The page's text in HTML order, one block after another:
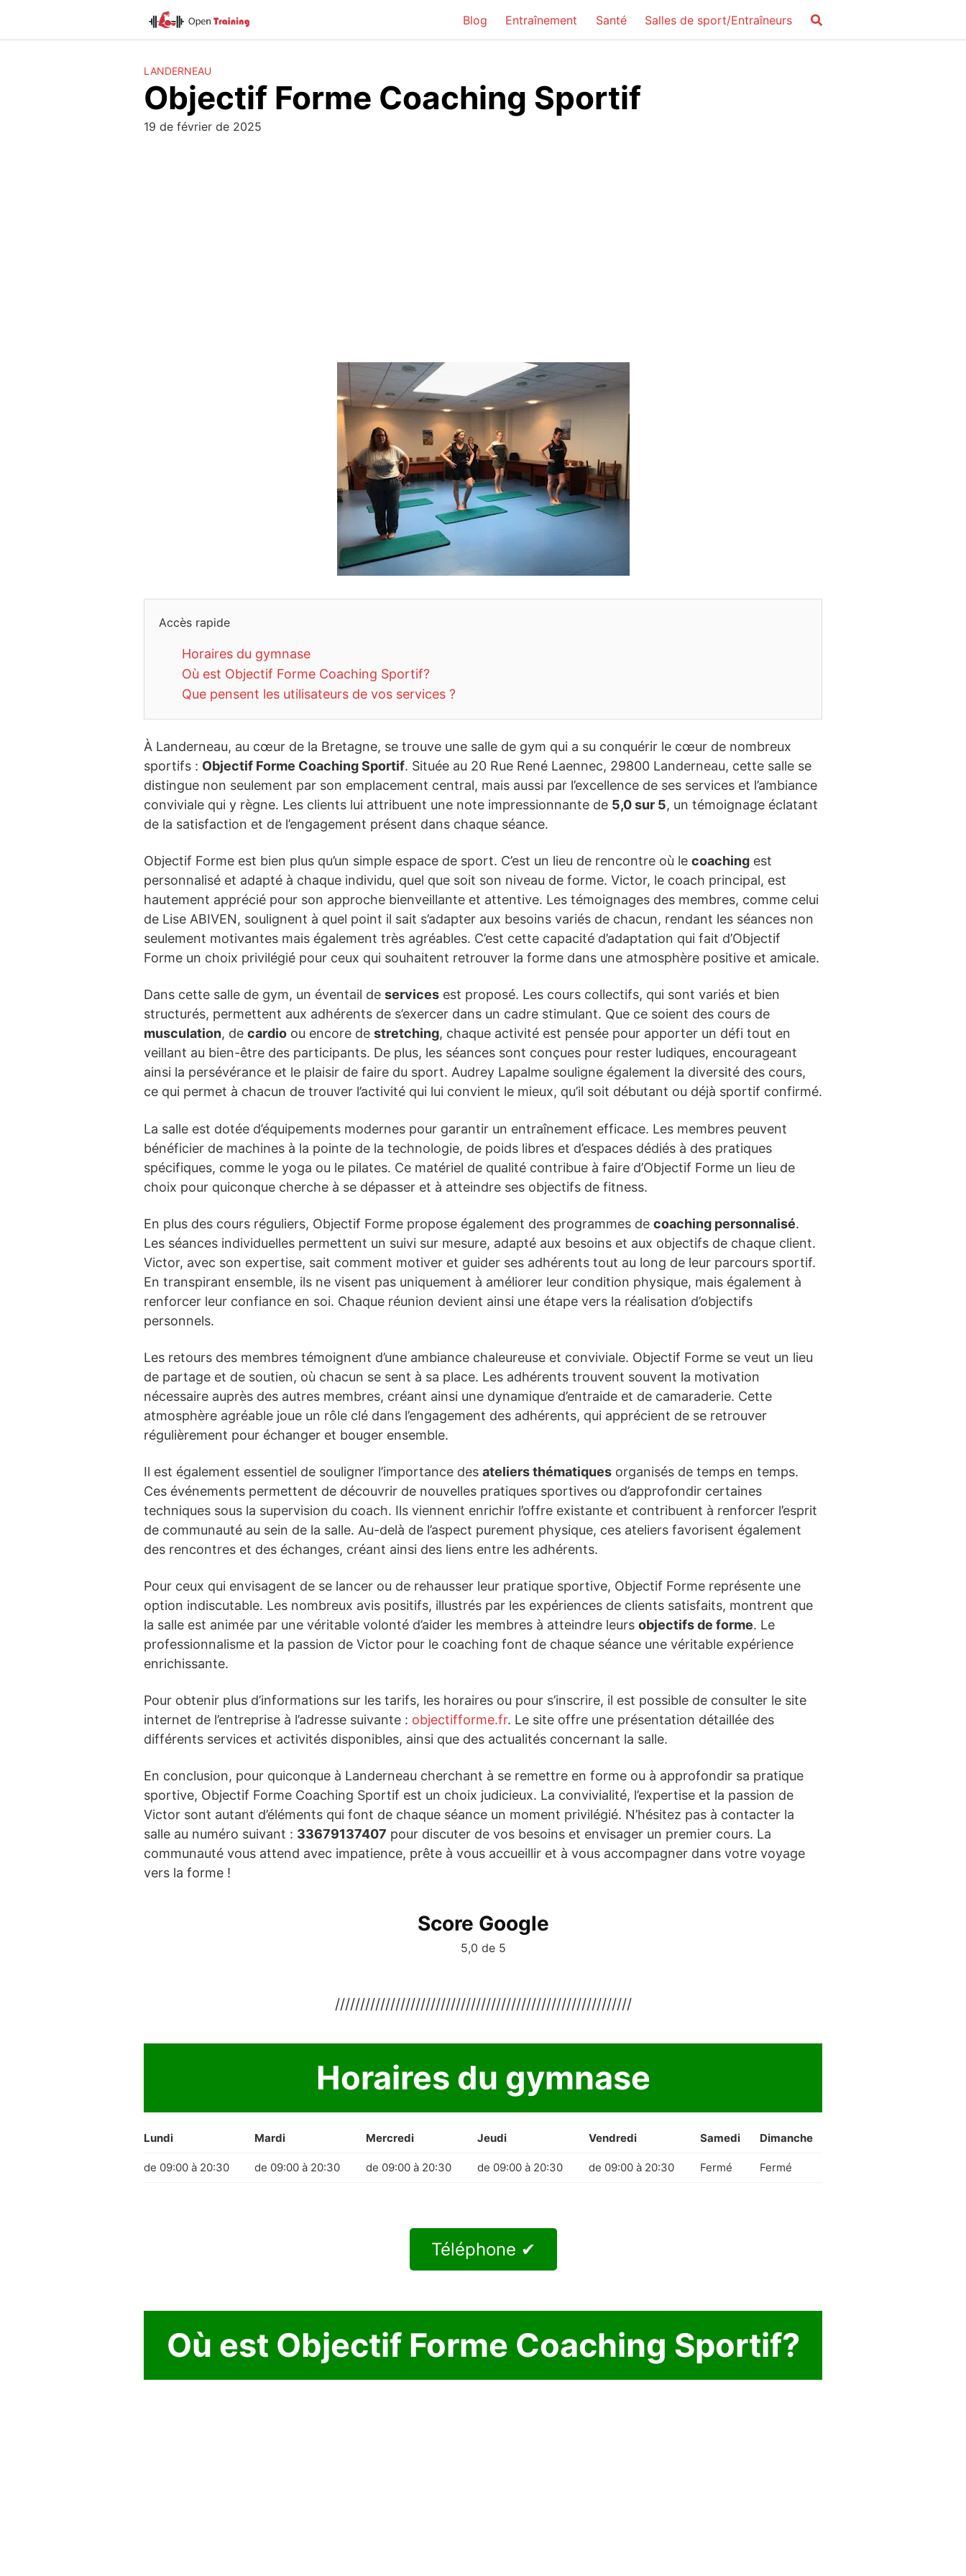
content
Blog Entraînement Santé Salles de sport/Entraîneurs
LANDERNEAU
Objectif Forme Coaching Sportif
19 de février de 2025
Accès rapide
Horaires du gymnase
Où est Objectif Forme Coaching Sportif?
Que pensent les utilisateurs de vos services ?
À Landerneau, au cœur de la Bretagne, se trouve une salle de gym qui a su conquérir le cœur de nombreux
sportifs : Objectif Forme Coaching Sportif. Située au 20 Rue René Laennec, 29800 Landerneau, cette salle se
distingue non seulement par son emplacement central, mais aussi par l’excellence de ses services et l’ambiance
conviviale qui y règne. Les clients lui attribuent une note impressionnante de 5,0 sur 5, un témoignage éclatant
de la satisfaction et de l’engagement présent dans chaque séance.
Objectif Forme est bien plus qu’un simple espace de sport. C’est un lieu de rencontre où le coaching est
personnalisé et adapté à chaque individu, quel que soit son niveau de forme. Victor, le coach principal, est
hautement apprécié pour son approche bienveillante et attentive. Les témoignages des membres, comme celui
de Lise ABIVEN, soulignent à quel point il sait s’adapter aux besoins variés de chacun, rendant les séances non
seulement motivantes mais également très agréables. C’est cette capacité d’adaptation qui fait d’Objectif
Forme un choix privilégié pour ceux qui souhaitent retrouver la forme dans une atmosphère positive et amicale.
Dans cette salle de gym, un éventail de services est proposé. Les cours collectifs, qui sont variés et bien
structurés, permettent aux adhérents de s’exercer dans un cadre stimulant. Que ce soient des cours de
musculation, de cardio ou encore de stretching, chaque activité est pensée pour apporter un défi tout en
veillant au bien-être des participants. De plus, les séances sont conçues pour rester ludiques, encourageant
ainsi la persévérance et le plaisir de faire du sport. Audrey Lapalme souligne également la diversité des cours,
ce qui permet à chacun de trouver l’activité qui lui convient le mieux, qu’il soit débutant ou déjà sportif confirmé.
La salle est dotée d’équipements modernes pour garantir un entraînement efficace. Les membres peuvent
bénéficier de machines à la pointe de la technologie, de poids libres et d’espaces dédiés à des pratiques
spécifiques, comme le yoga ou le pilates. Ce matériel de qualité contribue à faire d’Objectif Forme un lieu de
choix pour quiconque cherche à se dépasser et à atteindre ses objectifs de fitness.
En plus des cours réguliers, Objectif Forme propose également des programmes de coaching personnalisé.
Les séances individuelles permettent un suivi sur mesure, adapté aux besoins et aux objectifs de chaque client.
Victor, avec son expertise, sait comment motiver et guider ses adhérents tout au long de leur parcours sportif.
En transpirant ensemble, ils ne visent pas uniquement à améliorer leur condition physique, mais également à
renforcer leur confiance en soi. Chaque réunion devient ainsi une étape vers la réalisation d’objectifs
personnels.
Les retours des membres témoignent d’une ambiance chaleureuse et conviviale. Objectif Forme se veut un lieu
de partage et de soutien, où chacun se sent à sa place. Les adhérents trouvent souvent la motivation
nécessaire auprès des autres membres, créant ainsi une dynamique d’entraide et de camaraderie. Cette
atmosphère agréable joue un rôle clé dans l’engagement des adhérents, qui apprécient de se retrouver
régulièrement pour échanger et bouger ensemble.
Il est également essentiel de souligner l’importance des ateliers thématiques organisés de temps en temps.
Ces événements permettent de découvrir de nouvelles pratiques sportives ou d’approfondir certaines
techniques sous la supervision du coach. Ils viennent enrichir l’offre existante et contribuent à renforcer l’esprit
de communauté au sein de la salle. Au-delà de l’aspect purement physique, ces ateliers favorisent également
des rencontres et des échanges, créant ainsi des liens entre les adhérents.
Pour ceux qui envisagent de se lancer ou de rehausser leur pratique sportive, Objectif Forme représente une
option indiscutable. Les nombreux avis positifs, illustrés par les expériences de clients satisfaits, montrent que
la salle est animée par une véritable volonté d’aider les membres à atteindre leurs objectifs de forme. Le
professionnalisme et la passion de Victor pour le coaching font de chaque séance une véritable expérience
enrichissante.
Pour obtenir plus d’informations sur les tarifs, les horaires ou pour s’inscrire, il est possible de consulter le site
internet de l’entreprise à l’adresse suivante : objectifforme.fr. Le site offre une présentation détaillée des
différents services et activités disponibles, ainsi que des actualités concernant la salle.
En conclusion, pour quiconque à Landerneau cherchant à se remettre en forme ou à approfondir sa pratique
sportive, Objectif Forme Coaching Sportif est un choix judicieux. La convivialité, l’expertise et la passion de
Victor sont autant d’éléments qui font de chaque séance un moment privilégié. N’hésitez pas à contacter la
salle au numéro suivant : 33679137407 pour discuter de vos besoins et envisager un premier cours. La
communauté vous attend avec impatience, prête à vous accueillir et à vous accompagner dans votre voyage
vers la forme !
Score Google
5,0 de 5
///////////////////////////////////////////////////////////
Horaires du gymnase
Lundi Mardi Mercredi Jeudi Vendredi Samedi Dimanche
de 09:00 à 20:30 de 09:00 à 20:30 de 09:00 à 20:30 de 09:00 à 20:30 de 09:00 à 20:30 Fermé Fermé
Téléphone ✔
Où est Objectif Forme Coaching Sportif?